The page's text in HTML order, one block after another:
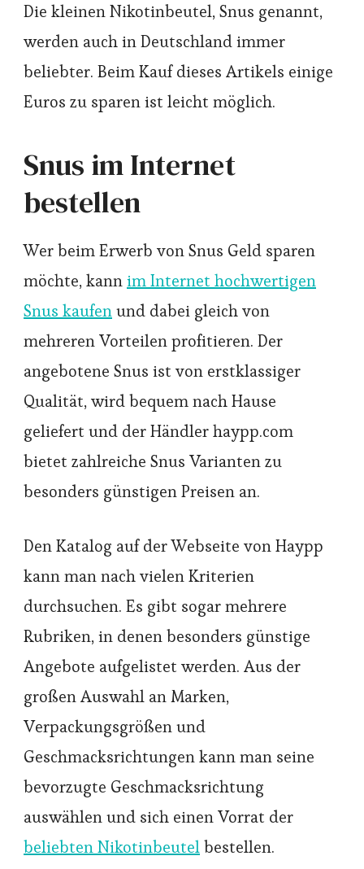
Die kleinen Nikotinbeutel, Snus genannt,
werden auch in Deutschland immer
beliebter. Beim Kauf dieses Artikels einige
Euros zu sparen ist leicht möglich.
Snus im Internet
bestellen
Wer beim Erwerb von Snus Geld sparen
möchte, kannim Internet hochwertigen
Snus kaufenund dabei gleich von
mehreren Vorteilen profitieren. Der
angebotene Snus ist von erstklassiger
Qualität, wird bequem nach Hause
geliefert und der Händler haypp.com
bietet zahlreiche Snus Varianten zu
besonders günstigen Preisen an.
Den Katalog auf der Webseite von Haypp
kann man nach vielen Kriterien
durchsuchen. Es gibt sogar mehrere
Rubriken, in denen besonders günstige
Angebote aufgelistet werden. Aus der
großen Auswahl an Marken,
Verpackungsgrößen und
Geschmacksrichtungen kann man seine
bevorzugte Geschmacksrichtung
auswählen und sich einen Vorrat der
beliebten Nikotinbeutelbestellen.